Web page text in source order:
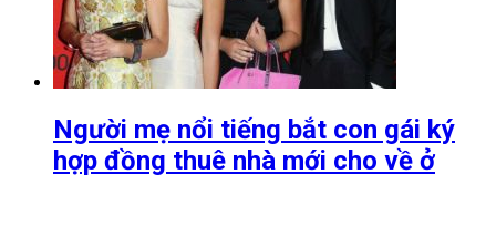
Người mẹ nổi tiếng bắt con gái ký
hợp đồng thuê nhà mới cho về ở